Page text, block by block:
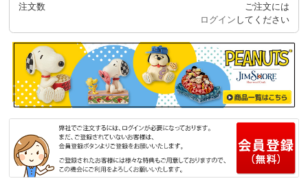
注文数
ご注文には
ログイン してください